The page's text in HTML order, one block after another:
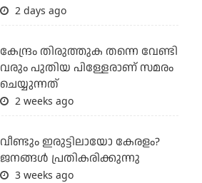
2 days ago
കേന്ദ്രം തിരുത്തുക തന്നെ വേണ്ടി
വരും പുതിയ പിള്ളേരാണ് സമരം
ചെയ്യുന്നത്
2 weeks ago
വീണ്ടും ഇരുട്ടിലായോ കേരളം?
ജനങ്ങൾ പ്രതികരിക്കുന്നു
3 weeks ago